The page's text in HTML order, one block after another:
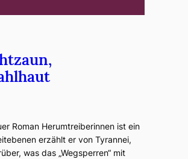
Roman Herumtreiberinnen ist ein
erzählt er von Tyrannei,
was das „Wegsperren“ mit